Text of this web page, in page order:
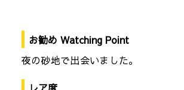
お勧め Watching Point
夜の砂地で出会いました。